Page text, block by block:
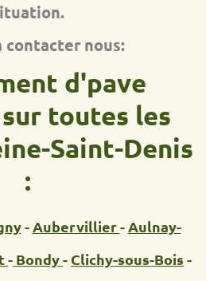
contacter nous:
d'pave
sur toutes les
Saint-Denis
:
-Aubervillier-Aulnay-
- Bondy- Clichy-sous-Bois -